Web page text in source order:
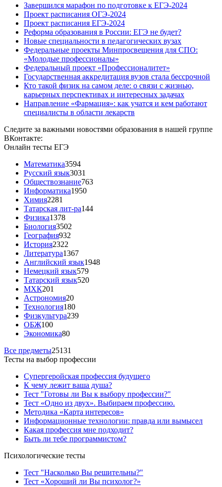
Завершился марафон по подготовке к ЕГЭ-2024
Проект расписания ОГЭ-2024
Проект расписания ЕГЭ-2024
Реформа образования в России: ЕГЭ не будет?
Новые специальности в педагогических вузах
Федеральные проекты Минпросвещения для СПО:
«Молодые профессионалы»
Федеральный проект «Профессионалитет»
Государственная аккредитация вузов стала бессрочной
Кто такой физик на самом деле: о связи с жизнью,
карьерных перспективах и интересных задачах
Направление «Фармация»: как учатся и кем работают
специалисты в области лекарств
Следите за важными новостями образования в нашей группе
ВКонтакте:
Онлайн тесты ЕГЭ
Математика3594
Русский язык3031
Обществознание763
Информатика1950
Химия2281
Татарская лит-ра144
Физика1378
Биология3502
География932
История2322
Литература1367
Английский язык1948
Немецкий язык579
Татарский язык520
МХК201
Астрономия20
Технология180
Физкультура239
ОБЖ100
Экономика80
Все предметы25131
Тесты на выбор профессии
Супергеройская профессия будущего
К чему лежит ваша душа?
Тест "Готовы ли Вы к выбору профессии?"
Тест «Одно из двух». Выбираем профессию.
Методика «Карта интересов»
Информационные технологии: правда или вымысел
Какая профессия мне подходит?
Быть ли тебе программистом?
Психологические тесты
Тест "Насколько Вы решительны?"
Тест «Хороший ли Вы психолог?»